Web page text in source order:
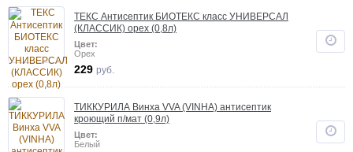
ТЕКС Антисептик БИОТЕКС класс УНИВЕРСАЛ
(КЛАССИК) орех (0,8л)
Цвет:
Орех
229 руб.
ТИККУРИЛА Винха VVA (VINHA) антисептик
кроющий п/мат (0,9л)
Цвет:
Белый